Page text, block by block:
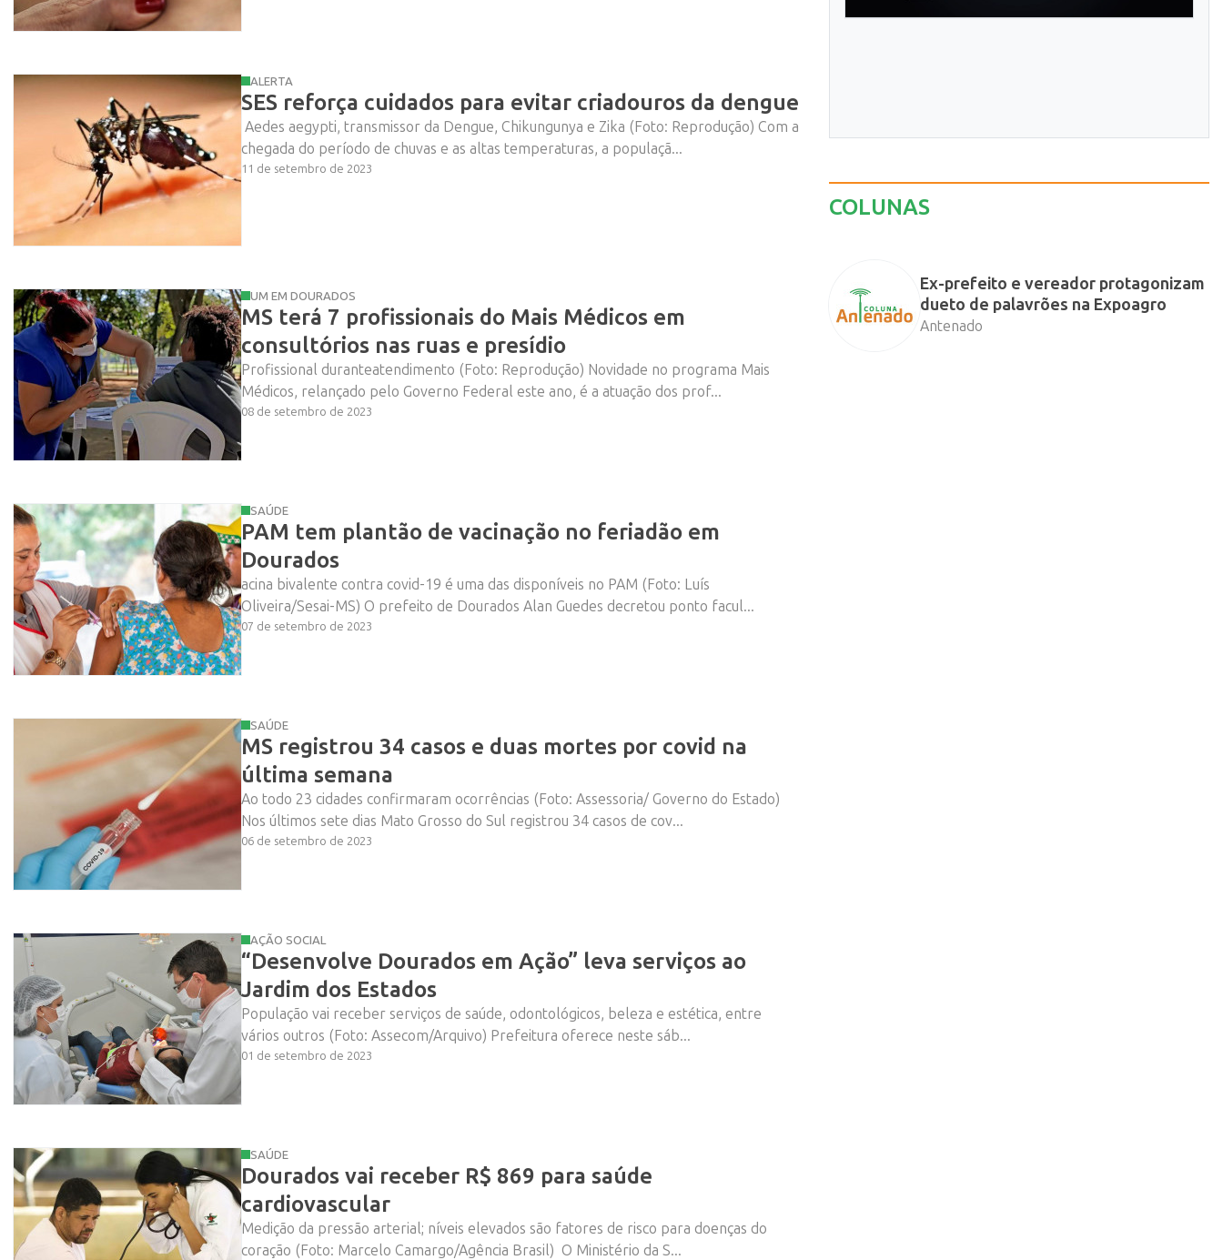
ALERTA
SES reforça cuidados para evitar criadouros da dengue
Aedes aegypti, transmissor da Dengue, Chikungunya e Zika (Foto: Reprodução) Com a
chegada do período de chuvas e as altas temperaturas, a populaçã...
11 de setembro de 2023
UM EM DOURADOS
MS terá 7 profissionais do Mais Médicos em
consultórios nas ruas e presídio
Profissional duranteatendimento (Foto: Reprodução) Novidade no programa Mais
Médicos, relançado pelo Governo Federal este ano, é a atuação dos prof...
08 de setembro de 2023
SAÚDE
PAM tem plantão de vacinação no feriadão em
Dourados
acina bivalente contra covid-19 é uma das disponíveis no PAM (Foto: Luís
Oliveira/Sesai-MS) O prefeito de Dourados Alan Guedes decretou ponto facul...
07 de setembro de 2023
SAÚDE
MS registrou 34 casos e duas mortes por covid na
última semana
Ao todo 23 cidades confirmaram ocorrências (Foto: Assessoria/ Governo do Estado)
Nos últimos sete dias Mato Grosso do Sul registrou 34 casos de cov...
06 de setembro de 2023
AÇÃO SOCIAL
“Desenvolve Dourados em Ação” leva serviços ao
Jardim dos Estados
População vai receber serviços de saúde, odontológicos, beleza e estética, entre
vários outros (Foto: Assecom/Arquivo) Prefeitura oferece neste sáb...
01 de setembro de 2023
SAÚDE
Dourados vai receber R$ 869 para saúde
cardiovascular
Medição da pressão arterial; níveis elevados são fatores de risco para doenças do
coração (Foto: Marcelo Camargo/Agência Brasil) O Ministério da S...
COLUNAS
Ex-prefeito e vereador protagonizam
dueto de palavrões na Expoagro
Antenado